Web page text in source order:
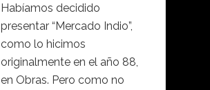
Habíamos decidido
presentar “Mercado Indio”,
como lo hicimos
originalmente en el año 88,
en Obras. Pero como no